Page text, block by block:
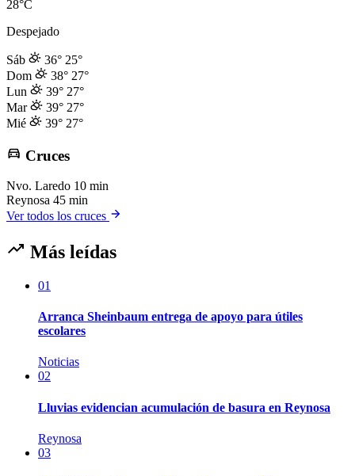
28°C
Despejado
Sáb 36° 25°
Dom
38° 27°
Lun
39° 27°
Mar
39° 27°
Mié
39° 27°
Cruces
Nvo. Laredo 10 min
Reynosa 45 min
Ver todos los cruces
Más leídas
01
Arranca Sheinbaum entrega de apoyo para útiles
escolares
Noticias
02
Lluvias evidencian acumulación de basura en Reynosa
Reynosa
03